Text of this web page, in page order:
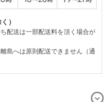
）
配送は一部配送料を頂く場合が
島へは原則配送できません（通